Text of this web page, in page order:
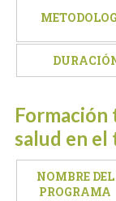
Formación
salud en el
NOMBRE DEL
PROGRAMA